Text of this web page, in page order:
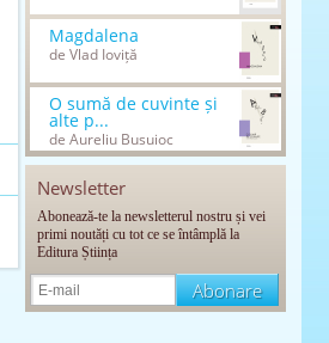
Magdalena
de Vlad Ioviță
O sumă de cuvinte și
alte p...
de Aureliu Busuioc
Newsletter
Abonează-te la newsletterul nostru și vei
primi noutăți cu tot ce se întâmplă la
Editura Știința